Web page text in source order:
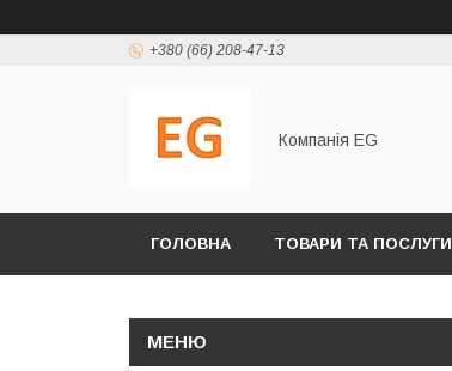
+380 (66) 208-47-13
Компанія EG
ГОЛОВНА ТОВАРИ ТА ПОСЛУГИ